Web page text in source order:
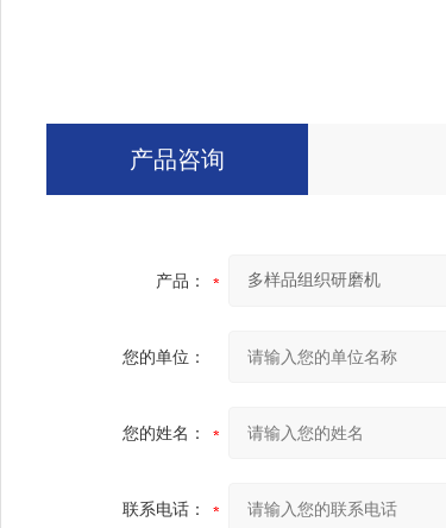
产品咨询
产品：
您的单位：
您的姓名：
联系电话：